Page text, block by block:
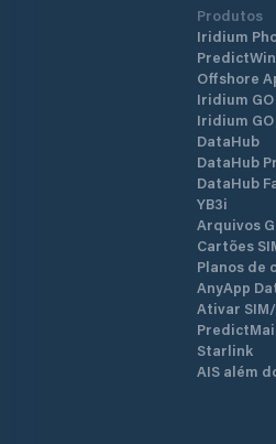
Produtos
Iridium
Offshore
Iridium
Iridium
DataHub
DataHub
DataHub
YB3i
Arquivos
Cartões
Planos de
AnyApp
Ativar
Starlink
AIS além